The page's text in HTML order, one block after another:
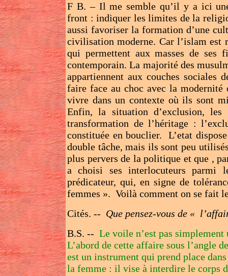
F B. – Il me semble qu’il y a ici
front : indiquer les limites de la
aussi favoriser la formation d’une
civilisation moderne. Car l’islam est
qui permettent aux masses de ses
contemporain. La majorité des
appartiennent aux couches sociales
faire face au choc avec la
vivre dans un contexte où ils sont
Enfin, la situation d’exclusion,
transformation de l’héritage :
constituée en bouclier. L’etat
double tâche, mais ils sont peu
plus pervers de la politique et que ,
a choisi ses interlocuteurs parmi
prédicateur, qui, en signe de
femmes ». Voilà comment on se fait
Cités. -- Que pensez-vous de «
B.S. -- Le voile n’est pas
L’abord de cette affaire sous l’angle
est un instrument qui prend place
la femme : il vise à interdire le corps